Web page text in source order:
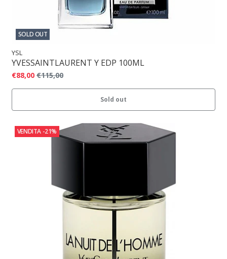
SOLD OUT
YSL
YVESSAINTLAURENT Y EDP 100ML
€88,00 €115,00
Sold out
VENDITA -21%